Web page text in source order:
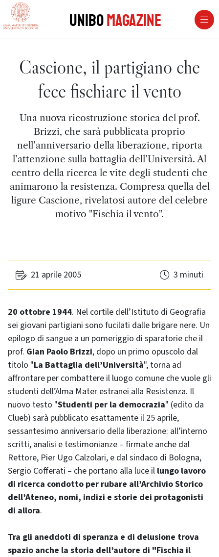
vai al contenuto della pagina
UniboMagazine
Cascione, il partigiano che
fece fischiare il vento
Una nuova ricostruzione storica del prof.
Brizzi, che sarà pubblicata proprio
nell’anniversario della liberazione, riporta
l’attenzione sulla battaglia dell’Università. Al
centro della ricerca le vite degli studenti che
animarono la resistenza. Compresa quella del
ligure Cascione, rivelatosi autore del celebre
motivo "Fischia il vento".
21 aprile 2005 3 minuti
20 ottobre 1944. Nel cortile dell’Istituto di Geografia
sei giovani partigiani sono fucilati dalle brigare nere. Un
epilogo di sangue a un pomeriggio di sparatorie che il
prof. Gian Paolo Brizzi, dopo un primo opuscolo dal
titolo "La Battaglia dell’Università", torna ad
affrontare per combattere il luogo comune che vuole gli
studenti dell’Alma Mater estranei alla Resistenza. Il
nuovo testo "Studenti per la democrazia" (edito da
Clueb) sarà pubblicato esattamente il 25 aprile,
sessantesimo anniversario della liberazione: all’interno
scritti, analisi e testimonianze – firmate anche dal
Rettore, Pier Ugo Calzolari, e dal sindaco di Bologna,
Sergio Cofferati – che portano alla luce il lungo lavoro
di ricerca condotto per rubare all’Archivio Storico
dell’Ateneo, nomi, indizi e storie dei protagonisti
di allora.
Tra gli aneddoti di speranza e di delusione trova
spazio anche la storia dell’autore di "Fischia il